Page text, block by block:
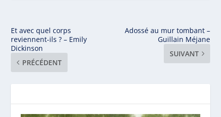
Et avec quel corps
reviennent-ils ? – Emily
Dickinson
PRÉCÉDENT
Adossé au mur tombant –
Guillain Méjane
SUIVANT